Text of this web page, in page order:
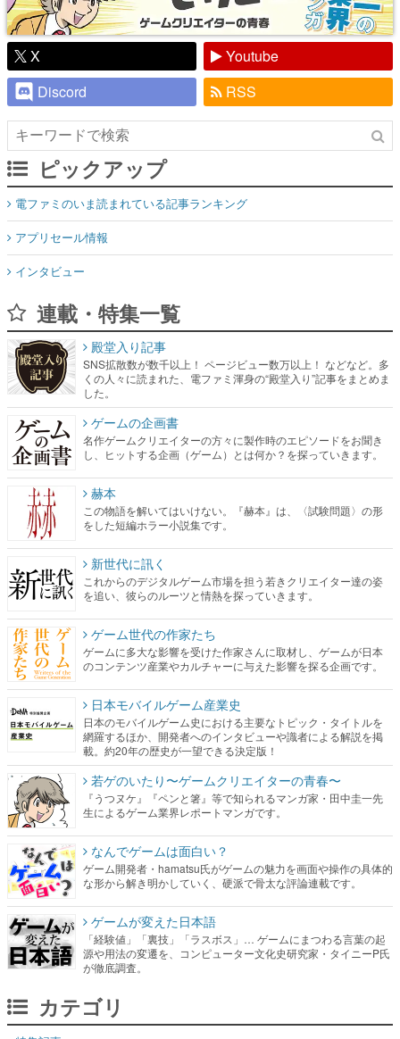
X
Youtube
Discord
RSS
ピックアップ
電ファミのいま読まれている記事ランキング
アプリセール情報
インタビュー
連載・特集一覧
殿堂入り記事
SNS拡散数が数千以上！ ページビュー数万以上！ などなど。多
くの人々に読まれた、電ファミ渾身の“殿堂入り”記事をまとめま
した。
ゲームの企画書
名作ゲームクリエイターの方々に製作時のエピソードをお聞き
し、ヒットする企画（ゲーム）とは何か？を探っていきます。
赫本
この物語を解いてはいけない。『赫本』は、〈試験問題〉の形
をした短編ホラー小説集です。
新世代に訊く
これからのデジタルゲーム市場を担う若きクリエイター達の姿
を追い、彼らのルーツと情熱を探っていきます。
ゲーム世代の作家たち
ゲームに多大な影響を受けた作家さんに取材し、ゲームが日本
のコンテンツ産業やカルチャーに与えた影響を探る企画です。
日本モバイルゲーム産業史
日本のモバイルゲーム史における主要なトピック・タイトルを
網羅するほか、開発者へのインタビューや識者による解説を掲
載。約20年の歴史が一望できる決定版！
若ゲのいたり〜ゲームクリエイターの青春〜
『うつヌケ』『ペンと箸』等で知られるマンガ家・田中圭一先
生によるゲーム業界レポートマンガです。
なんでゲームは面白い？
ゲーム開発者・hamatsu氏がゲームの魅力を画面や操作の具体的
な形から解き明かしていく、硬派で骨太な評論連載です。
ゲームが変えた日本語
「経験値」「裏技」「ラスボス」… ゲームにまつわる言葉の起
源や用法の変遷を、コンピューター文化史研究家・タイニーP氏
が徹底調査。
カテゴリ